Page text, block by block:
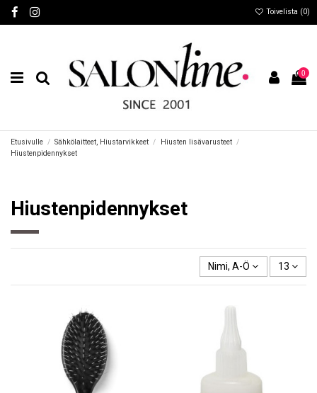
Toivelista (0)
0
Etusivulle Sähkölaitteet, Hiustarvikkeet
Hiusten lisävarusteet
Hiustenpidennykset
Hiustenpidennykset
Nimi, A-Ö 13